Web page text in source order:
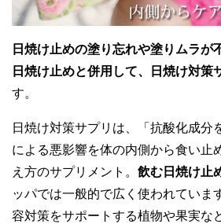
日焼け止めの塗り忘れや塗りムラが
日焼け止めと併用して、日焼け対策
す。
日焼け対策サプリは、「抗酸化成分
による悪影響を体の内側から食い止
え方のサプリメント。 飲む日焼け止
ッパでは一般的で広く使われていま
容対策をサポートする植物や果実な